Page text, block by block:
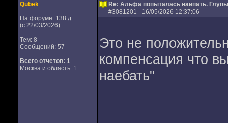
Qubek
На форуме: 138 д
(с 22/03/2026)
Тем: 8
Сообщений: 57
Всего отчетов: 1
Москва и область: 1
Re: Альфа попыталась наипать.
#3081201 - 16/05/2026 12:37:06
Это не
компенсация что
наебать"